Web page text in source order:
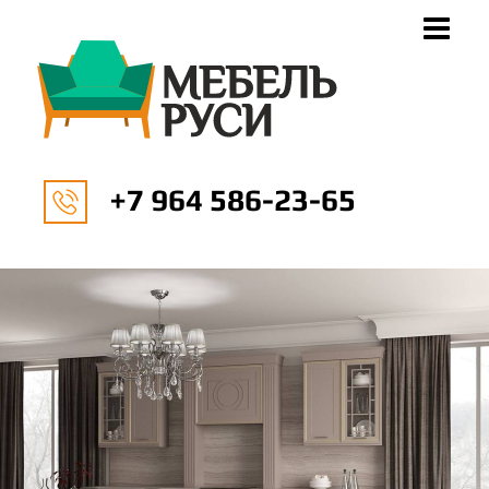
+7 964 586-23-65